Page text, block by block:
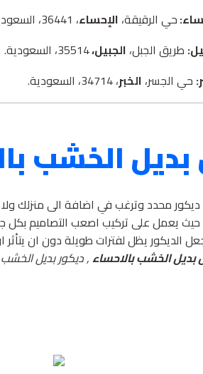
حي الرقيقة، الإحساء، 36441، السعودية.
طريق الجبل، الجبيل،35514، السعودية.
حي الجسر، الخبر، 34714، السعودية.
الخشب
محدد وترغب في اضافة الى منزلك
حيث يعمل على تركيب اصعب التصاميم
الديكور يظل لفترات طويلة دون ان
الخشب بالاحساء, ديكور بديل